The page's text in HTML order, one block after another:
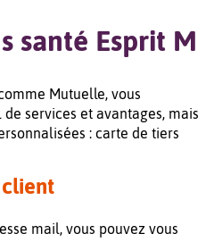
santé Esprit M
Mutuelle, vous
services et avantages, mais
: carte de tiers
mail, vous pouvez vous